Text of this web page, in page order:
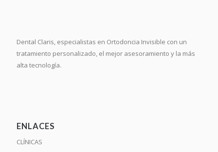
Dental Claris, especialistas en Ortodoncia Invisible con un
tratamiento personalizado, el mejor asesoramiento y la más
alta tecnología.
ENLACES
CLÍNICAS